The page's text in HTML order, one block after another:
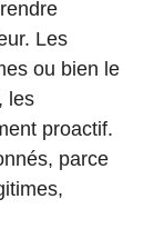
Les
ou bien le
les
proactif.
parce